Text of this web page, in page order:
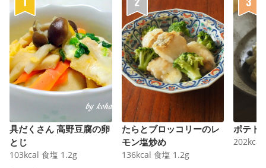
具だくさん 高野豆腐の卵
とじ
103kcal 食塩 1.2g
たらとブロッコリーのレ
モン塩炒め
136kcal 食塩 1.2g
ポテト
202kcal